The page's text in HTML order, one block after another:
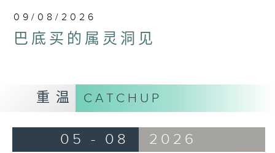
09/08/2026
巴底买的属灵洞见
重温 CATCHUP
05 - 08 2026